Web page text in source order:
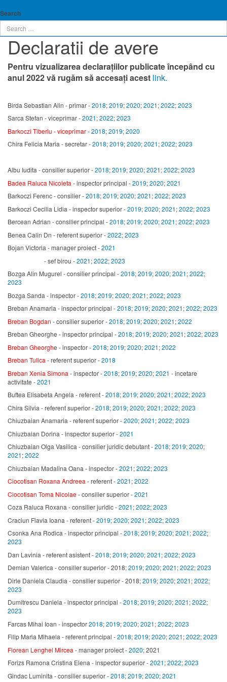
Search
Declaratii de avere
Pentru vizualizarea declarațiilor publicate începând cu
anul 2022 vă rugăm să accesați acest link.
Birda Sebastian Alin - primar -2018;2019;2020;2021;2022;2023
Sarca Stefan - viceprimar -2021;2022;2023
Barkoczi Tiberiu - viceprimar-2018;2019;2020
Chira Felicia Maria - secretar -2018;2019;2020;2021;2022;2023
Albu Iudita - consilier superior -2018;2019;2020;2021;2022;2023
Badea Raluca Nicoleta - inspector principal -2019;2020;2021
Barkoczi Ferenc - consilier -2018;2019;2020;2021;2022;2023
Barkoczi Cecilia Lidia - inspector superior -2019;2020;2021;2022;2023
Bercean Adrian - consilier principal -2018;2019;2020;2021;2022;2023
Benea Calin Dn - referent superior -2022;2023
Bojan Victoria - manager proiect -2021
- sef birou -2021;2022;2023
Bozga Alin Mugurel - consilier principal -2018;2019;2020;2021;2022;
2023
Bozga Sanda - inspector -2018;2019;2020;2021;2022;2023
Breban Anamaria - inspector principal -2018;2019;2020;2021;2022;2023
Breban Bogdan - consilier superior -2018;2019;2020;2021;2022
Breban Gheorghe - inspector principal -2018;2019;2020;2021;2022;2023
Breban Gheorghe - inspector -2018;2019;2020;2021;2022
Breban Tulica - referent superior -2018
Breban Xenia Simona - inspector -2018;2019;2020;2021 - incetare
activitate -2021
Buftea Elisabeta Angela - referent -2018;2019;2020;2021;2022;2023
Chira Silvia - referent superior -2018;2019;2020;2021;2022;2023
Chiuzbaian Anamaria - referent superior -2020;2021;2022;2023
Chiuzbaian Dorina - inspector superior -2021
Chiuzbaian Olga Vasilica - consilier juridic debutant -2018;2019;2020;
2021;2022
Chiuzbaian Madalina Oana - inspector -2021;2022;2023
Ciocotisan Roxana Andreea - referent -2021;2022
Ciocotisan Toma Nicolae- consilier superior -2021
Coza Raluca Roxana - consilier juridic -2021;2022;2023
Craciun Flavia Ioana - referent -2019;2020;2021;2022;2023
Csonka Ana Rodica - inspector principal -2018;2019;2020;2021;2022;
2023
Dan Lavinia - referent asistent -2018;2019;2020;2021;2022;2023
Demian Valerica - consilier superior - 2018;2019;2020;2021;2022;2023
Dirle Daniela Claudia - consilier superior - 2018;2019;2020;2021;2022;
2023
Dumitrescu Daniela - inspector principal -2018;2019;2020;2021;2022;
2023
Farcas Mihai Ioan - inspector2018;2019;2020;2021;2022;2023
Filip Maria Mihaela - referent principal -2018;2019;2020;2021;2022;2023
Florean Lenghel Mircea - manager proiect -2020; 2021
Forizs Ramona Cristina Elena - inspector superior -2021;2022;2023
Gindac Luminita - consilier superior -2018;2019;2020;2021